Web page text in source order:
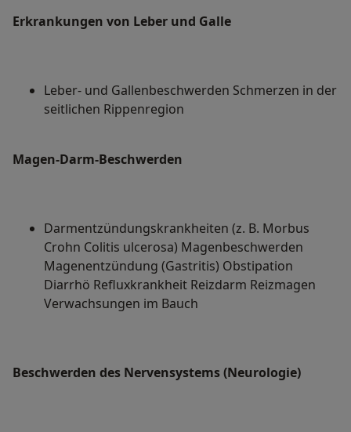
Erkrankungen von Leber und Galle
Leber- und Gallenbeschwerden Schmerzen in der
seitlichen Rippenregion
Magen-Darm-Beschwerden
Darmentzündungskrankheiten (z. B. Morbus
Crohn Colitis ulcerosa) Magenbeschwerden
Magenentzündung (Gastritis) Obstipation
Diarrhö Refluxkrankheit Reizdarm Reizmagen
Verwachsungen im Bauch
Beschwerden des Nervensystems (Neurologie)